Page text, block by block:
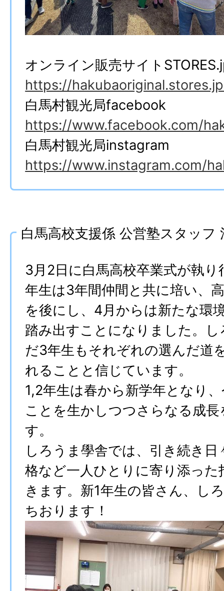
オンライン販売サイト
https://
白馬村観光局facebook
https://www.facebook.com/
白馬村観光局instagram
https://www.instagram.com/
白馬高校支援係 公営塾スタッフ
3月2日に白馬高校卒業式が執
年生は3年間仲間と共に培い、
を後にし、4月からは新たな環
踏み出すことになりました。
だ3年生もそれぞれの選んだ道
れることと信じています。
1,2年生は春から新学年となり
ことを生かしつつさらなる成
す。
しろうま學舎では、引き続き日
格など一人ひとりに寄り添った
きます。新1年生の皆さん、し
ちおります！